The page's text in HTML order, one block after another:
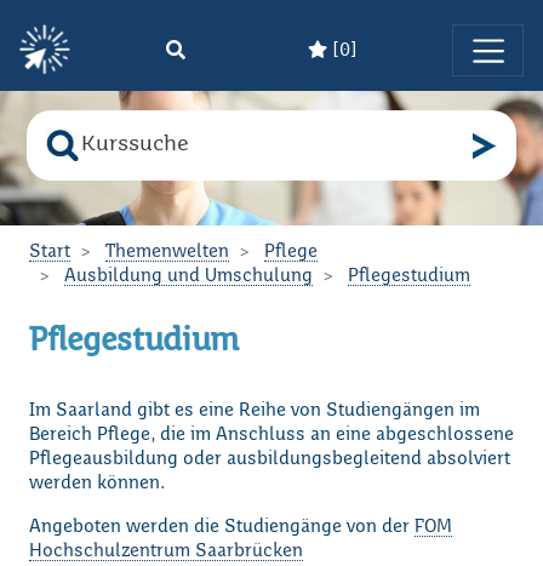
Zum Hauptinhalt springen
[ 0]
Suche nach
Bitte geben Sie den Suchbegriff ein!
Start Themenwelten
Pflege
Ausbildung und Umschulung
Pflegestudium
Pflegestudium
Im Saarland gibt es eine Reihe von Studiengängen im
Bereich Pflege, die im Anschluss an eine abgeschlossene
Pflegeausbildung oder ausbildungsbegleitend absolviert
werden können.
Angeboten werden die Studiengänge von der FOM
Hochschulzentrum Saarbrücken